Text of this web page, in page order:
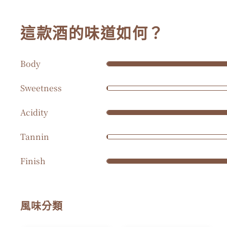
這款酒的味道如何？
Body
Sweetness
Acidity
Tannin
Finish
風味分類